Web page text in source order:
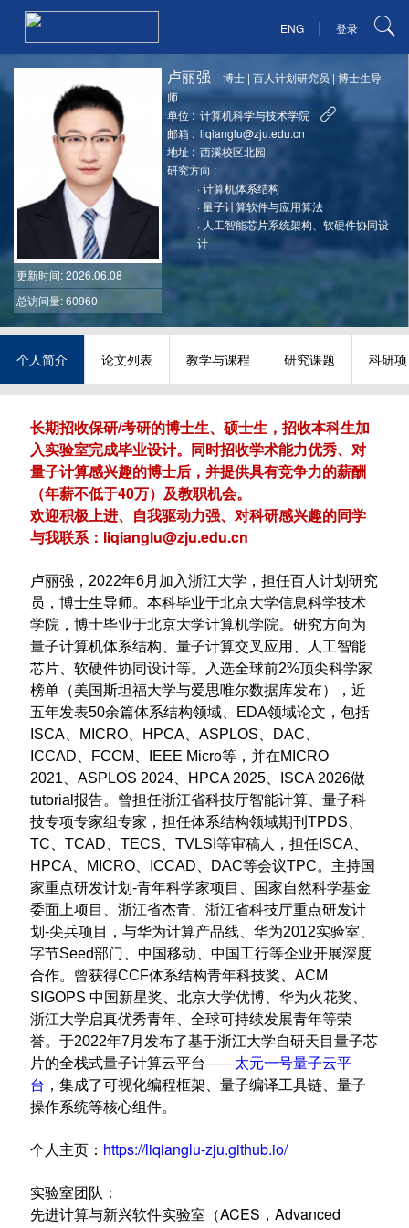
ENG | 登录
更新时间: 2026.06.08
总访问量: 60960
卢丽强 博士 |百人计划研究员 |博士生导
师
单位 : 计算机科学与技术学院
邮箱 : liqianglu@zju.edu.cn
地址 : 西溪校区北园
研究方向 :
·计算机体系结构
·量子计算软件与应用算法
· 人工智能芯片系统架构、软硬件协同设
计
个人简介 论文列表 教学与课程 研究课题 科研
长期招收保研/考研的博士生、硕士生，招收本科生加
入实验室完成毕业设计。同时招收学术能力优秀、对
量子计算感兴趣的博士后，并提供具有竞争力的薪酬
（年薪不低于40万）及教职机会。
欢迎积极上进、自我驱动力强、对科研感兴趣的同学
与我联系：liqianglu@zju.edu.cn
卢丽强，2022年6月加入浙江大学，担任百人计划研究
员，博士生导师。本科毕业于北京大学信息科学技术
学院，博士毕业于北京大学计算机学院。研究方向为
量子计算机体系结构、量子计算交叉应用、人工智能
芯片、软硬件协同设计等。入选全球前2%顶尖科学家
榜单（美国斯坦福大学与爱思唯尔数据库发布），近
五年发表50余篇体系结构领域、EDA领域论文，包括
ISCA、MICRO、HPCA、ASPLOS、DAC、
ICCAD、FCCM、IEEE Micro等，并在MICRO
2021、ASPLOS 2024、HPCA 2025、ISCA 2026做
tutorial报告。曾担任浙江省科技厅智能计算、量子科
技专项专家组专家，担任体系结构领域期刊TPDS、
TC、TCAD、TECS、TVLSI等审稿人，担任ISCA、
HPCA、MICRO、ICCAD、DAC等会议TPC。主持国
家重点研发计划-青年科学家项目、国家自然科学基金
委面上项目、浙江省杰青、浙江省科技厅重点研发计
划-尖兵项目，与华为计算产品线、华为2012实验室、
字节Seed部门、中国移动、中国工行等企业开展深度
合作。 曾获得CCF体系结构青年科技奖、ACM
SIGOPS 中国新星奖、北京大学优博、华为火花奖、
浙江大学启真优秀青年、 全球可持续发展青年等荣
誉。于2022年7月发布了基于浙江大学自研天目量子芯
片的全栈式量子计算云平台——太元一号量子云平
台 ，集成了可视化编程框架、量子编译工具链、量子
操作系统等核心组件。
个人主页： https://liqianglu-zju.github.io/
实验室团队：
先进计算与新兴软件实验室（ACES，Advanced